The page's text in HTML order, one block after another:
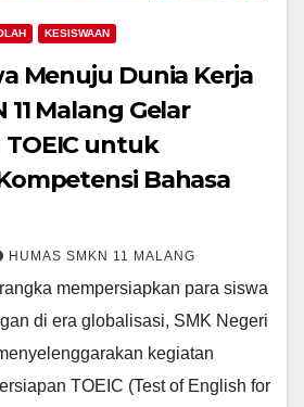
KESISWAAN
Menuju Dunia Kerja
11 Malang Gelar
untuk
Bahasa
HUMAS SMKN 11 MALANG
mempersiapkan para siswa
di era globalisasi, SMK Negeri
kegiatan
TOEIC (Test of English for